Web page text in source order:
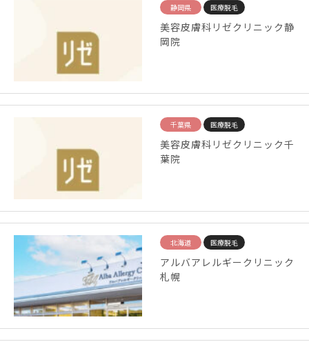
静岡県 医療脱毛
美容皮膚科リゼクリニック静
岡院
千葉県 医療脱毛
美容皮膚科リゼクリニック千
葉院
北海道 医療脱毛
アルバアレルギークリニック
札幌